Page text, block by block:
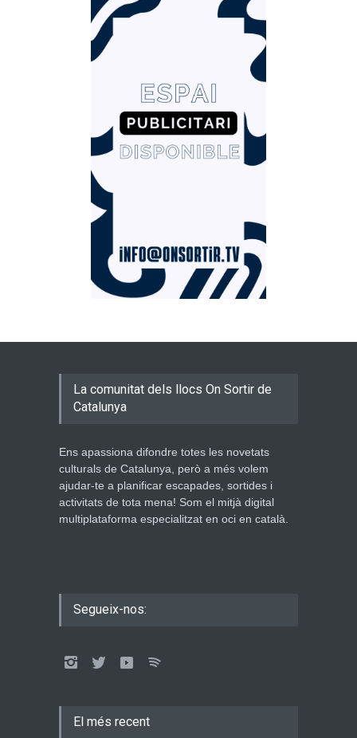
La comunitat dels llocs On Sortir de
Catalunya
Ens apassiona difondre totes les novetats
culturals de Catalunya, però a més volem
ajudar-te a planificar escapades, sortides i
activitats de tota mena! Som el mitjà digital
multiplataforma especialitzat en oci en català.
Segueix-nos:
El més recent